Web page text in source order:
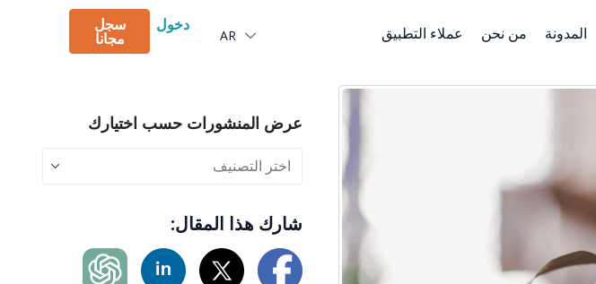
المدونة من نحن عملاء التطبيق AR
Deutsch
دخول سجل
مجانا
عرض المنشورات حسب اختيارك
شارك هذا المقال: